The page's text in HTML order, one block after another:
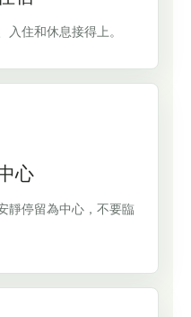
入住和休息接得上。
心
靜停留為中心，不要臨